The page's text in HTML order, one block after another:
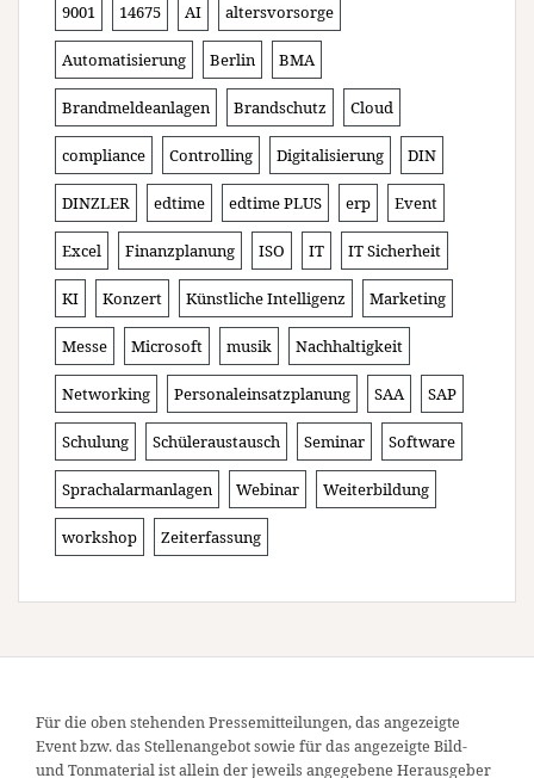
9001 14675 AI altersvorsorge
Automatisierung Berlin BMA
Brandmeldeanlagen Brandschutz Cloud
compliance Controlling Digitalisierung DIN
DINZLER edtime edtime PLUS erp Event
Excel Finanzplanung ISO IT IT Sicherheit
KI Konzert Künstliche Intelligenz Marketing
Messe Microsoft musik Nachhaltigkeit
Networking Personaleinsatzplanung SAA SAP
Schulung Schüleraustausch Seminar Software
Sprachalarmanlagen Webinar Weiterbildung
workshop Zeiterfassung
Für die oben stehenden Pressemitteilungen, das angezeigte
Event bzw. das Stellenangebot sowie für das angezeigte Bild-
und Tonmaterial ist allein der jeweils angegebene Herausgeber